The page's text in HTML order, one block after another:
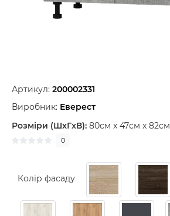
Артикул: 200002331
Виробник: Еверест
Розміри (ШxГxВ): 80см x 47см x 82см
0
Колір фасаду